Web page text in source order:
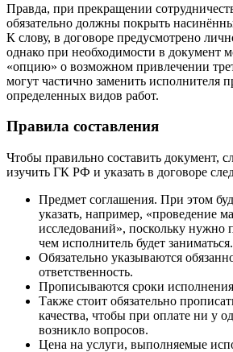
Правда, при прекращении
обязательно должны покрыть
К слову, в договоре предусмотрено
однако при необходимости в документ
«опцию» о возможном привлечении
могут частично заменить исполнителя
определенных видов работ.
Правила составления
Чтобы правильно составить документ,
изучить ГК РФ и указать в договоре
Предмет соглашения. При этом
указать, например, «проведение
исследований», поскольку нужно
чем исполнитель будет заниматься.
Обязательно указываются
ответственность.
Прописываются сроки исполнения
Также стоит обязательно
качества, чтобы при оплате ни у
возникло вопросов.
Цена на услуги, выполняемые